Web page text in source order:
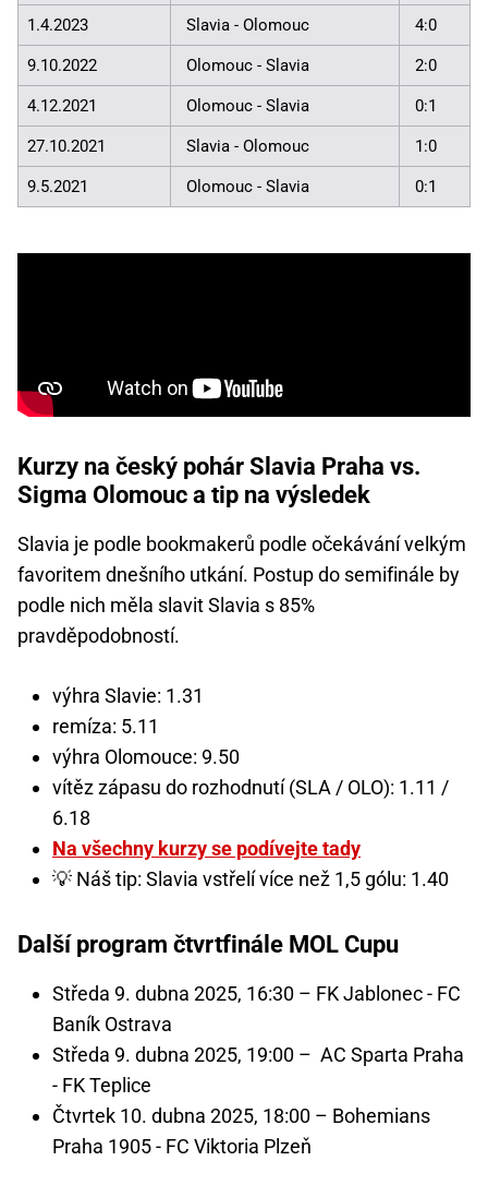
1.4.2023 Slavia - Olomouc 4:0
9.10.2022 Olomouc - Slavia 2:0
4.12.2021 Olomouc - Slavia 0:1
27.10.2021 Slavia - Olomouc 1:0
9.5.2021 Olomouc - Slavia 0:1
Kurzy na český pohár Slavia Praha vs.
Sigma Olomouc a tip na výsledek
Slavia je podle bookmakerů podle očekávání velkým
favoritem dnešního utkání. Postup do semifinále by
podle nich měla slavit Slavia s 85%
pravděpodobností.
výhra Slavie: 1.31
remíza: 5.11
výhra Olomouce: 9.50
vítěz zápasu do rozhodnutí (SLA / OLO): 1.11 /
6.18
Na všechny kurzy se podívejte tady
💡 Náš tip: Slavia vstřelí více než 1,5 gólu: 1.40
Další program čtvrtfinále MOL Cupu
Středa 9. dubna 2025, 16:30 – FK Jablonec - FC
Baník Ostrava
Středa 9. dubna 2025, 19:00 – AC Sparta Praha
- FK Teplice
Čtvrtek 10. dubna 2025, 18:00 – Bohemians
Praha 1905 - FC Viktoria Plzeň